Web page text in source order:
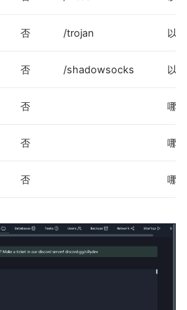
否 /trojan 以 /
否 /shadowsocks 以 /
否 哪
否 哪
否 哪